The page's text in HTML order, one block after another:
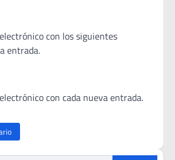
con los siguientes
entrada.
con cada nueva entrada.